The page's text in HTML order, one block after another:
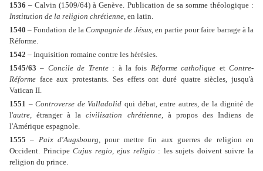
1536 – Calvin (1509/64) à Genève. Publication de sa somme théologique :
Institution de la religion chrétienne, en latin.
1540 – Fondation de laCompagnie de Jésus, en partie pour faire barrage à la
Réforme.
1542 – Inquisition romaine contre les hérésies.
1545/63 – Concile de Trente: à la fois Réforme catholique etContre-
Réforme face aux protestants. Ses effets ont duré quatre siècles, jusqu'à
Vatican II.
1551 –Controverse de Valladolid qui débat, entre autres, de la dignité de
l'autre, étranger à lacivilisation chrétienne, à propos des Indiens de
l'Amérique espagnole.
1555 – Paix d'Augsbourg, pour mettre fin aux guerres de religion en
Occident. PrincipeCujus regio, ejus religio : les sujets doivent suivre la
religion du prince.